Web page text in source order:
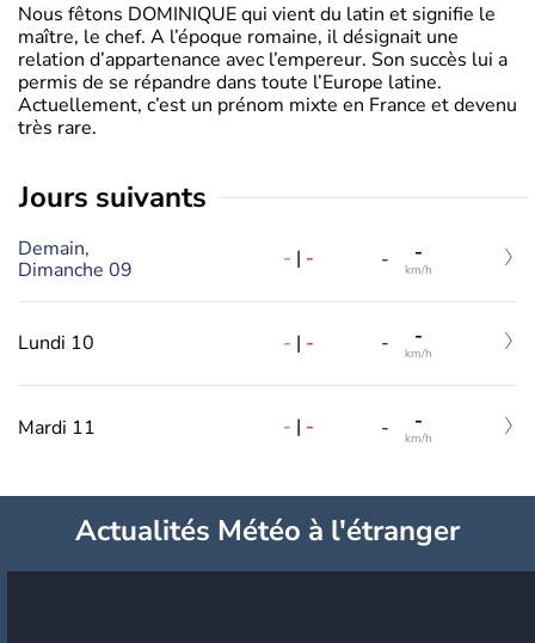
Nous fêtons DOMINIQUE qui vient du latin et signifie le
maître, le chef. A l’époque romaine, il désignait une
relation d’appartenance avec l’empereur. Son succès lui a
permis de se répandre dans toute l’Europe latine.
Actuellement, c’est un prénom mixte en France et devenu
très rare.
jours suivants
Demain,
Dimanche 09
- | - - -
km/h
Lundi 10 - | - - -
km/h
Mardi 11 - | - - -
km/h
Actualités Météo à l'étranger